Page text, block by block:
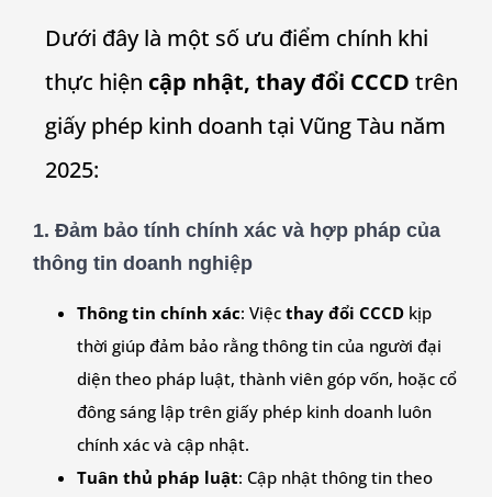
Dưới đây là một số ưu điểm chính khi
thực hiện cập nhật, thay đổi CCCD trên
giấy phép kinh doanh tại Vũng Tàu năm
2025:
1. Đảm bảo tính chính xác và hợp pháp của
thông tin doanh nghiệp
Thông tin chính xác: Việc thay đổi CCCD kịp
thời giúp đảm bảo rằng thông tin của người đại
diện theo pháp luật, thành viên góp vốn, hoặc cổ
đông sáng lập trên giấy phép kinh doanh luôn
chính xác và cập nhật.
Tuân thủ pháp luật: Cập nhật thông tin theo